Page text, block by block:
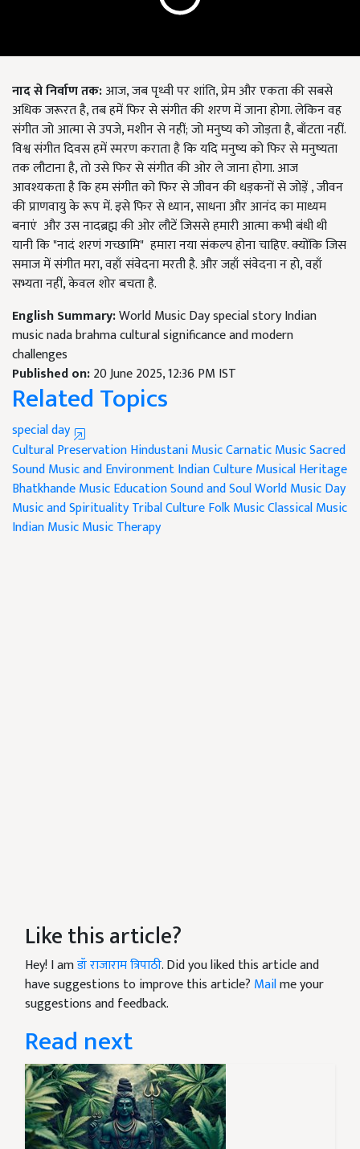
नाद से निर्वाण तक:आज, जब पृथ्वी पर शांति, प्रेम और एकता की सबसे
अधिक जरूरत है, तब हमें फिर से संगीत की शरण में जाना होगा. लेकिन वह
संगीत जो आत्मा से उपजे, मशीन से नहीं; जो मनुष्य को जोड़ता है, बाँटता नहीं.
विश्व संगीत दिवस हमें स्मरण कराता है कि यदि मनुष्य को फिर से मनुष्यता
तक लौटाना है, तो उसे फिर से संगीत की ओर ले जाना होगा. आज
आवश्यकता है कि हम संगीत को फिर से जीवन की धड़कनों से जोड़ें , जीवन
की प्राणवायु के रूप में. इसे फिर से ध्यान, साधना और आनंद का माध्यम
बनाएं और उस नादब्रह्म की ओर लौटें जिससे हमारी आत्मा कभी बंधी थी
यानी कि "नादं शरणं गच्छामि" हमारा नया संकल्प होना चाहिए. क्योंकि जिस
समाज में संगीत मरा, वहाँ संवेदना मरती है. और जहाँ संवेदना न हो, वहाँ
सभ्यता नहीं, केवल शोर बचता है.
English Summary:World Music Day special story Indian
music nada brahma cultural significance and modern
challenges
Published on:20 June 2025, 12:36 PM IST
Related Topics
special day
Cultural PreservationHindustani MusicCarnatic MusicSacred
SoundMusic and EnvironmentIndian CultureMusical Heritage
BhatkhandeMusic EducationSound and SoulWorld Music Day
Music and SpiritualityTribal CultureFolk MusicClassical Music
Indian MusicMusic Therapy
Like this article?
Hey! I amडॉ राजाराम त्रिपाठी. Did you liked this article and
have suggestions to improve this article? Mailme your
suggestions and feedback.
Read next